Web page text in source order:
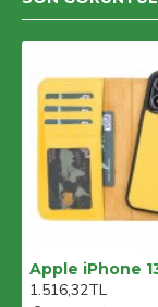
1.516,32TL